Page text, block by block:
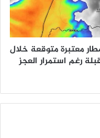
معتبرة متوقعة خلال
رغم استمرار العجز